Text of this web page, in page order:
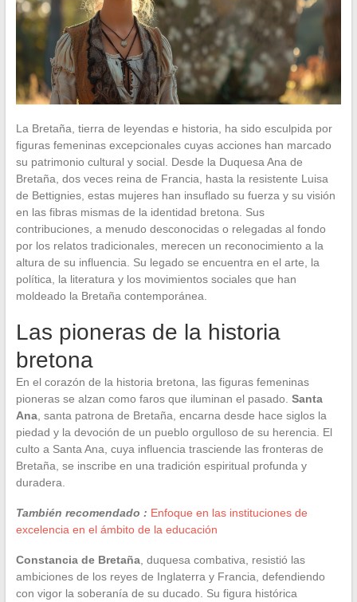
La Bretaña, tierra de leyendas e historia, ha sido esculpida por
figuras femeninas excepcionales cuyas acciones han marcado
su patrimonio cultural y social. Desde la Duquesa Ana de
Bretaña, dos veces reina de Francia, hasta la resistente Luisa
de Bettignies, estas mujeres han insuflado su fuerza y su visión
en las fibras mismas de la identidad bretona. Sus
contribuciones, a menudo desconocidas o relegadas al fondo
por los relatos tradicionales, merecen un reconocimiento a la
altura de su influencia. Su legado se encuentra en el arte, la
política, la literatura y los movimientos sociales que han
moldeado la Bretaña contemporánea.
Las pioneras de la historia
bretona
En el corazón de la historia bretona, las figuras femeninas
pioneras se alzan como faros que iluminan el pasado. Santa
Ana, santa patrona de Bretaña, encarna desde hace siglos la
piedad y la devoción de un pueblo orgulloso de su herencia. El
culto a Santa Ana, cuya influencia trasciende las fronteras de
Bretaña, se inscribe en una tradición espiritual profunda y
duradera.
También recomendado : Enfoque en las instituciones de
excelencia en el ámbito de la educación
Constancia de Bretaña, duquesa combativa, resistió las
ambiciones de los reyes de Inglaterra y Francia, defendiendo
con vigor la soberanía de su ducado. Su figura histórica